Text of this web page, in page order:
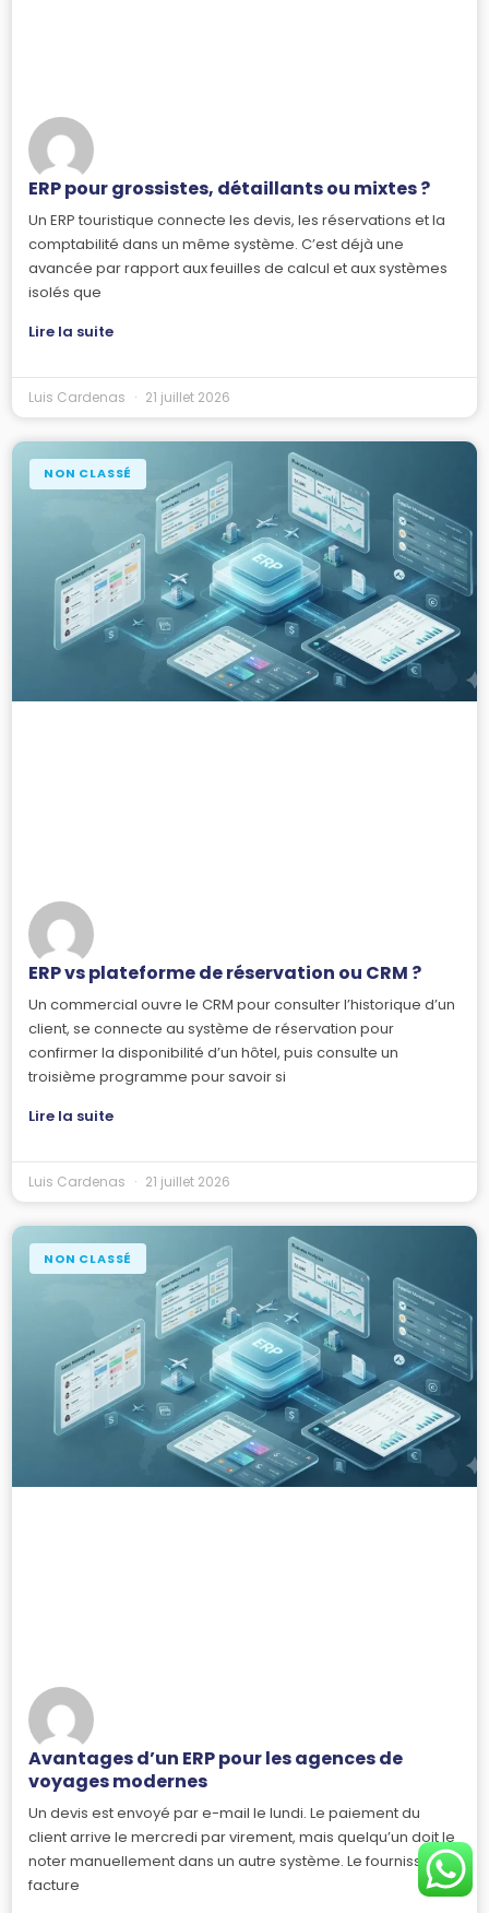
ERP pour grossistes, détaillants ou mixtes ?
Un ERP touristique connecte les devis, les réservations et la
comptabilité dans un même système. C’est déjà une
avancée par rapport aux feuilles de calcul et aux systèmes
isolés que
Lire la suite
Luis Cardenas 21 juillet 2026
NON CLASSÉ
ERP vs plateforme de réservation ou CRM ?
Un commercial ouvre le CRM pour consulter l’historique d’un
client, se connecte au système de réservation pour
confirmer la disponibilité d’un hôtel, puis consulte un
troisième programme pour savoir si
Lire la suite
Luis Cardenas 21 juillet 2026
NON CLASSÉ
Avantages d’un ERP pour les agences de
voyages modernes
Un devis est envoyé par e-mail le lundi. Le paiement du
client arrive le mercredi par virement, mais quelqu’un doit le
noter manuellement dans un autre système. Le fournisseur
facture